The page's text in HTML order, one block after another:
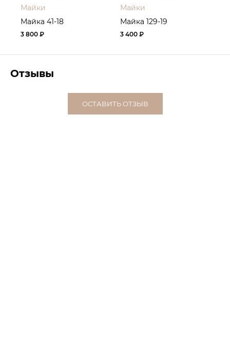
Майки
Майка 41-18
3 800 ₽
Майки
Майка 129-19
3 400 ₽
Отзывы
ОСТАВИТЬ ОТЗЫВ